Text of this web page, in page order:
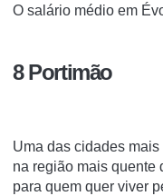
O salário médio em
8 Portimão
Uma das cidades
na região mais quente
para quem quer viver